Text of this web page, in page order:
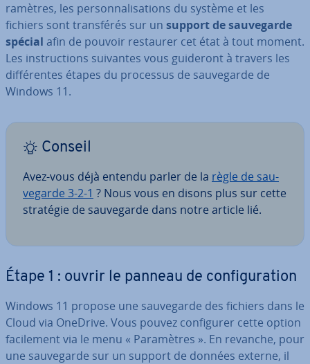
ra­mètres, les per­son­na­li­sa­tions du système et les
fichiers sont trans­fé­rés sur un support de sau­ve­garde
spécial afin de pouvoir restaurer cet état à tout moment.
Les ins­truc­tions suivantes vous guideront à travers les
dif­fé­rentes étapes du processus de sau­ve­garde de
Windows 11.
Conseil
Avez-vous déjà entendu parler de la règle de sau­
ve­garde 3-2-1 ? Nous vous en disons plus sur cette
stratégie de sau­ve­garde dans notre article lié.
Étape 1 : ouvrir le panneau de con­fi­gu­ra­tion
Windows 11 propose une sau­ve­garde des fichiers dans le
Cloud via OneDrive. Vous pouvez con­fi­gu­rer cette option
fa­ci­le­ment via le menu « Pa­ra­mètres ». En revanche, pour
une sau­ve­garde sur un support de données externe, il